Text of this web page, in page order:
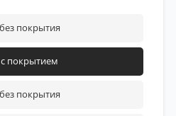
покрытие для
Felixна верхнюю часть
покрытия
покрытием
покрытия